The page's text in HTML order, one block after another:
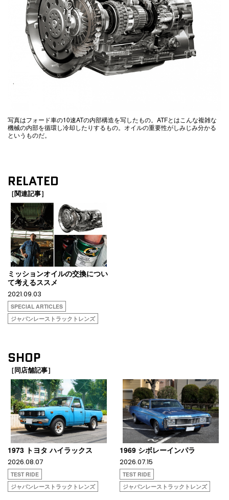
写真はフォード車の10速ATの内部構造を写したもの。ATFとはこんな複雑な
機械の内部を循環し冷却したりするもの。オイルの重要性がしみじみ分かる
というものだ。
RELATED
［関連記事］
ミッションオイルの交換につい
て考えるススメ
2021.09.03
SPECIAL ARTICLES
ジャパンレーストラックトレンズ
SHOP
［同店舗記事］
1973 トヨタ ハイラックス
2026.08.07
TEST RIDE
ジャパンレーストラックトレンズ
1969 シボレーインパラ
2026.07.15
TEST RIDE
ジャパンレーストラックトレンズ